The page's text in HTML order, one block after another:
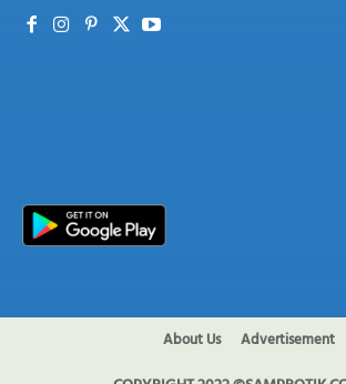
About Us Advertisement